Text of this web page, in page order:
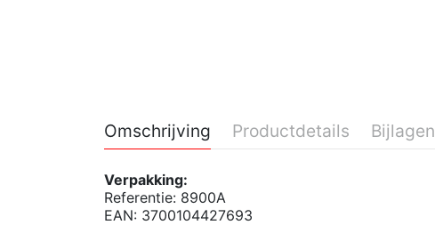
Omschrijving Productdetails Bijlagen
Verpakking:
Referentie: 8900A
EAN: 3700104427693